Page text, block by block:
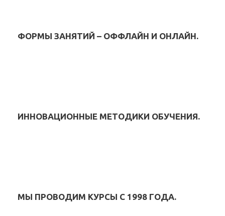
ФОРМЫ ЗАНЯТИЙ – ОФФЛАЙН И ОНЛАЙН.
ИННОВАЦИОННЫЕ МЕТОДИКИ ОБУЧЕНИЯ.
МЫ ПРОВОДИМ КУРСЫ С 1998 ГОДА.